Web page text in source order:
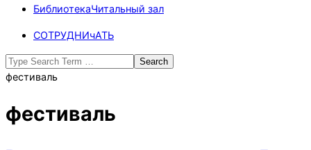
БиблиотекаЧитальный зал
СОТРУДНИчАТЬ
Search
фестиваль
фестиваль